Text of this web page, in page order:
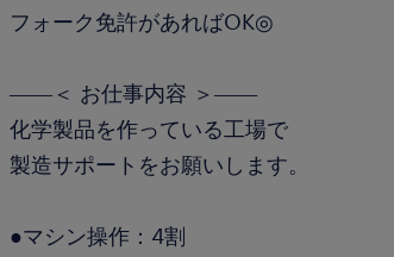
フォーク免許があればOK◎
――＜ お仕事内容 ＞――
化学製品を作っている工場で
製造サポートをお願いします。
●マシン操作：4割